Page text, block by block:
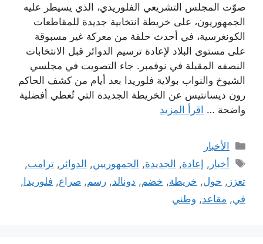
صوّت المجلس التشريعي الفلوريدي، الذي يسيطر عليه
الجمهوريون، على خريطة انتخابية جديدة للمقاطعات
الكونغرسية، في أحدث حلقة من معركة غير مسبوقة
على مستوى البلاد لإعادة ترسيم الدوائر قبل الانتخابات
النصفه المقبلة في نوفمبر. جاء التصويت في مجلسي
الشيوخ والنواب بولاية فلوريدا بعد أيام من كشف الحاكم
رون ديسانتيس عن الخريطة الجديدة التي تُعطي أفضلية
واضحة … اقرأ المزيد
التصنيفات
الأخبار
الوسوم
أخبار , إعادة, الجديدة, الجمهوريين, الدوائر ,ترامب,
تعزز , حول, خريطة, خضم, دونالد, رسم, صراع, فلوريدا,
في, مقاعد, وطني